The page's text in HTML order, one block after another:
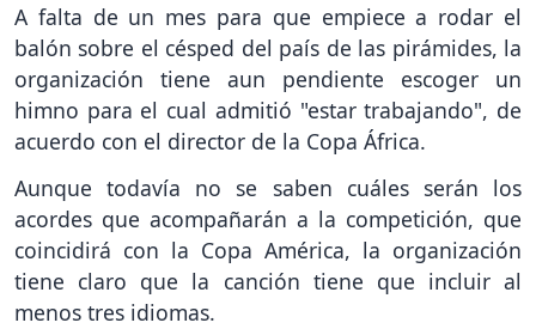
A falta de un mes para que empiece a rodar el
balón sobre el césped del país de las pirámides, la
organización tiene aun pendiente escoger un
himno para el cual admitió "estar trabajando", de
acuerdo con el director de la Copa África.
Aunque todavía no se saben cuáles serán los
acordes que acompañarán a la competición, que
coincidirá con la Copa América, la organización
tiene claro que la canción tiene que incluir al
menos tres idiomas.